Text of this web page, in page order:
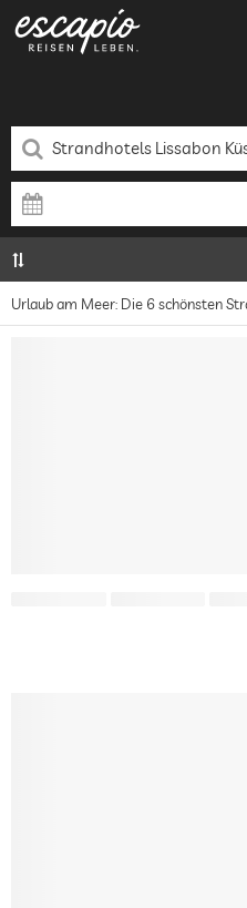
Urlaub am Meer: Die 6 schönsten